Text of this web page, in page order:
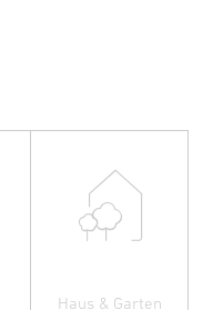
Haus & Garten